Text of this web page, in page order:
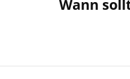
Wann